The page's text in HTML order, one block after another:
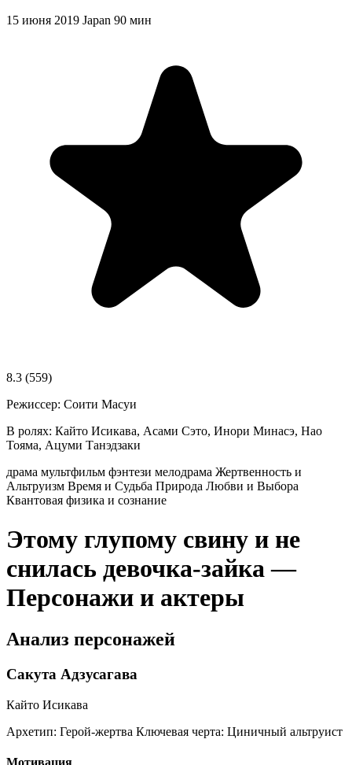
15 июня 2019 Japan 90 мин
8.3 (559)
Режиссер: Соити Масуи
В ролях: Кайто Исикава, Асами Сэто, Инори Минасэ, Нао
Тояма, Ацуми Танэдзаки
драма мультфильм фэнтези мелодрама Жертвенность и
Альтруизм Время и Судьба Природа Любви и Выбора
Квантовая физика и сознание
Этому глупому свину и не
снилась девочка-зайка —
Персонажи и актеры
Анализ персонажей
Сакута Адзусагава
Кайто Исикава
Архетип: Герой-жертва Ключевая черта: Циничный альтруист
Мотивация